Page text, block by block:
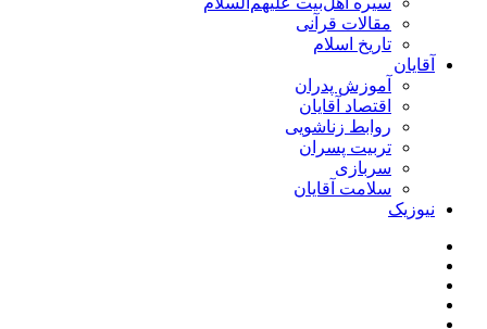
مقالات قرآنی
تاریخ اسلام
آقایان
آموزش پدران
اقتصاد آقایان
روابط زناشویی
تربیت پسران
سربازی
سلامت آقایان
نیوزیک